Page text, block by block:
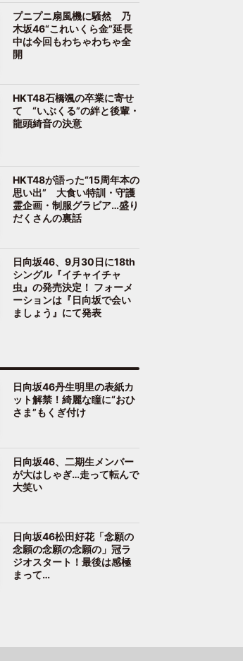
プニプニ扇風機に騒然 乃
木坂46“これいくら金”延長
中は今回もわちゃわちゃ全
開
HKT48石橋颯の卒業に寄せ
て “いぶくる”の絆と後輩・
龍頭綺音の決意
HKT48が語った“15周年本の
思い出” 大食い特訓・守護
霊企画・制服グラビア…盛り
だくさんの裏話
日向坂46、9月30日に18th
シングル『イチャイチャ
虫』の発売決定！ フォーメ
ーションは『日向坂で会い
ましょう』にて発表
日向坂46丹生明里の表紙カ
ット解禁！綺麗な瞳に“おひ
さま”もくぎ付け
日向坂46、二期生メンバー
が大はしゃぎ…走って転んで
大笑い
日向坂46松田好花「念願の
念願の念願の念願の」冠ラ
ジオスタート！最後は感極
まって…